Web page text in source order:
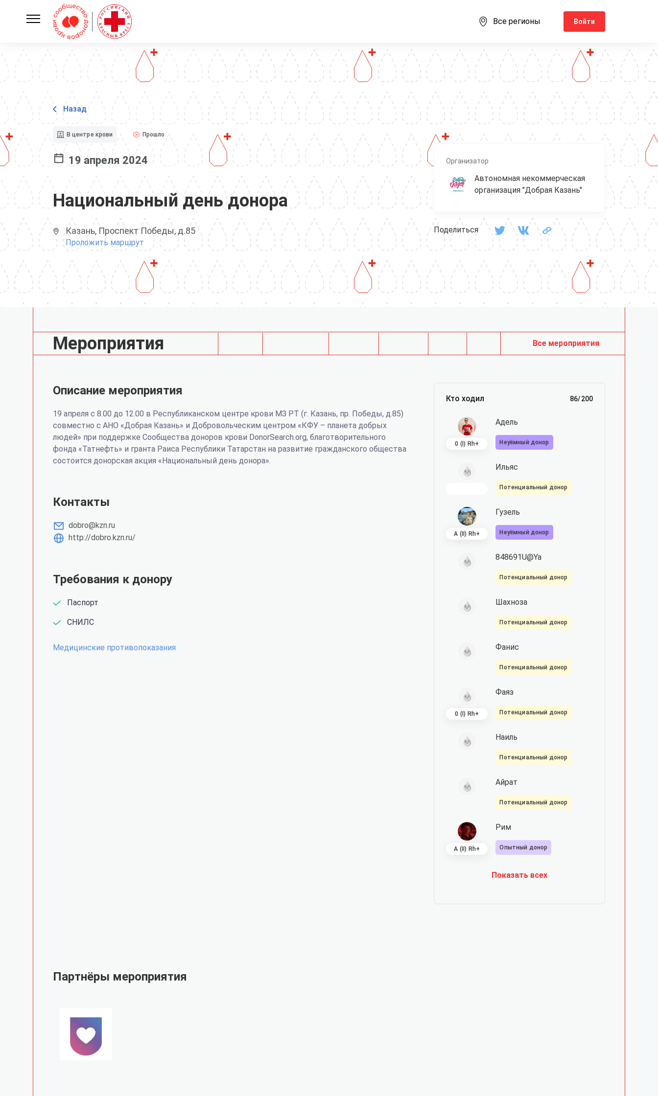
Все регионы Войти
Назад
В центре крови Прошло
19 апреля 2024
Национальный день донора
Казань, Проспект Победы, д.85
Проложить маршрут
Организатор
Автономная некоммерческая
организация "Добрая Казань"
Поделиться
Мероприятия Все мероприятия
Описание мероприятия
19 апреля с 8.00 до 12.00 в Республиканском центре крови МЗ РТ (г. Казань, пр. Победы, д.85)
совместно с АНО «Добрая Казань» и Добровольческим центром «КФУ – планета добрых
людей» при поддержке Сообщества доноров крови DonorSearch.org, благотворительного
фонда «Татнефть» и гранта Раиса Республики Татарстан на развитие гражданского общества
состоится донорская акция «Национальный день донора».
Контакты
dobro@kzn.ru
http://dobro.kzn.ru/
Требования к донору
Паспорт
СНИЛС
Медицинские противопоказания
Кто ходил 86/200
0 (I) Rh+
Адель
Неуёмный донор
Ильяс
Потенциальный донор
A (II) Rh+
Гузель
Неуёмный донор
848691U@Ya
Потенциальный донор
Шахноза
Потенциальный донор
Фанис
Потенциальный донор
0 (I) Rh+
Фаяз
Потенциальный донор
Наиль
Потенциальный донор
Айрат
Потенциальный донор
A (II) Rh+
Рим
Опытный донор
Показать всех
Партнёры мероприятия